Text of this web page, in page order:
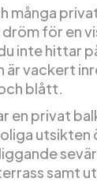
många
dröm för en
inte hittar
är vackert
blått.
en privat
samt